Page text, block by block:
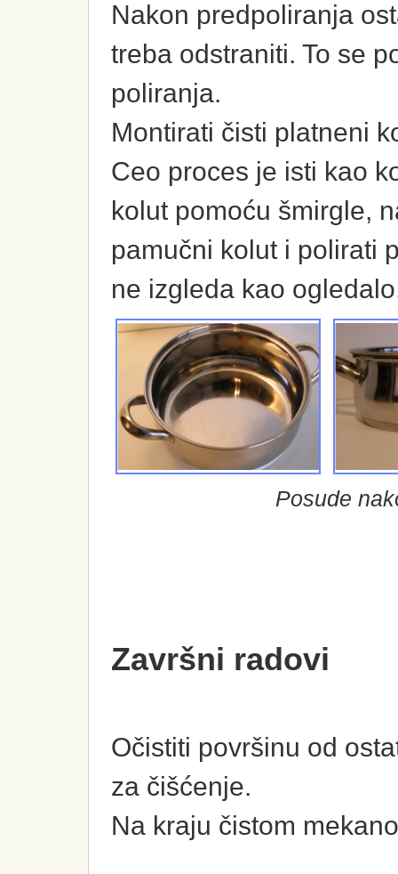
Nakon predpoliranja
treba odstraniti. To se
poliranja.
Montirati čisti platneni
Ceo proces je isti kao
kolut pomoću šmirgle,
pamučni kolut i polirati
ne izgleda kao
Posude
Završni radovi
Očistiti površinu od
za čišćenje.
Na kraju čistom